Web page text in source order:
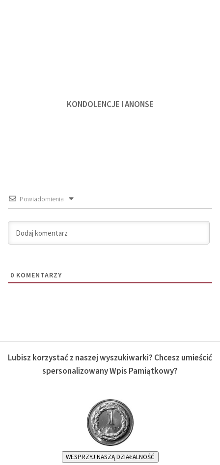
KONDOLENCJE I ANONSE
Powiadomienia
0 KOMENTARZY
Lubisz korzystać z naszej wyszukiwarki? Chcesz umieścić
spersonalizowany Wpis Pamiątkowy?
WESPRZYJ NASZĄ DZIAŁALNOŚĆ